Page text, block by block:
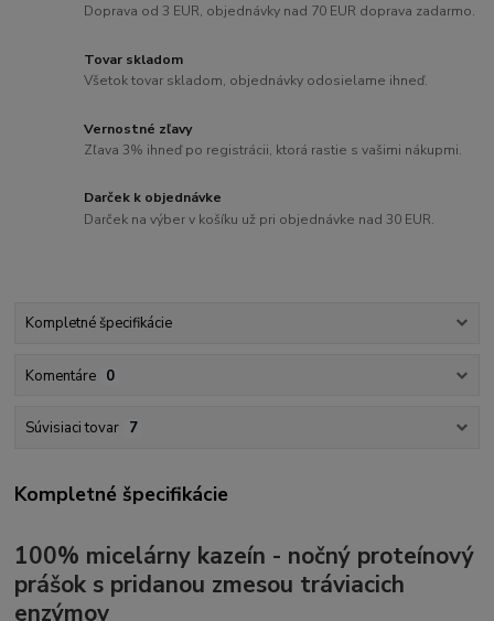
Doprava od 3 EUR, objednávky nad 70 EUR doprava zadarmo.
Tovar skladom
Všetok tovar skladom, objednávky odosielame ihneď.
Vernostné zľavy
Zľava 3% ihneď po registrácii, ktorá rastie s vašimi nákupmi.
Darček k objednávke
Darček na výber v košíku už pri objednávke nad 30 EUR.
Kompletné špecifikácie
Komentáre 0
Súvisiaci tovar 7
Kompletné špecifikácie
100% micelárny kazeín - nočný proteínový
prášok s pridanou zmesou tráviacich
enzýmov